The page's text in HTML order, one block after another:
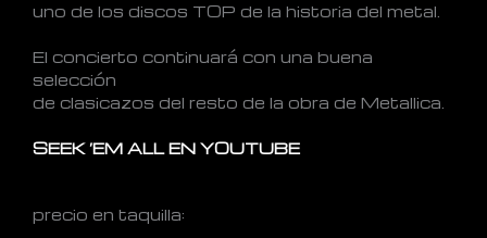
uno de los discos TOP de la historia del metal.
El concierto continuará con una buena
selección
de clasicazos del resto de la obra de Metallica.
SEEK ‘EM ALL EN YOUTUBE
precio en taquilla: